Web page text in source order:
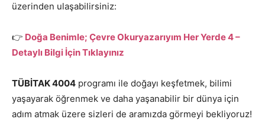
üzerinden ulaşabilirsiniz:
👉 Doğa Benimle; Çevre Okuryazarıyım Her Yerde 4 –
Detaylı Bilgi İçin Tıklayınız
TÜBİTAK 4004 programı ile doğayı keşfetmek, bilimi
yaşayarak öğrenmek ve daha yaşanabilir bir dünya için
adım atmak üzere sizleri de aramızda görmeyi bekliyoruz!